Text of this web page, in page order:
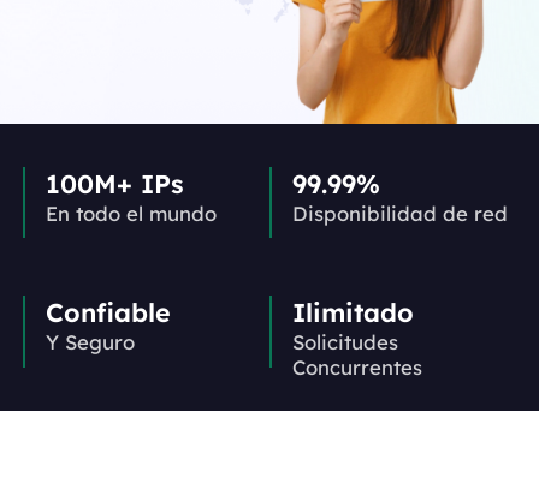
100M+ IPs
En todo el mundo
99.99%
Disponibilidad de red
Confiable
Y Seguro
Ilimitado
Solicitudes
Concurrentes